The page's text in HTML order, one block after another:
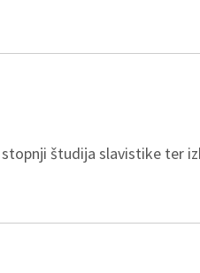
študija slavistike ter